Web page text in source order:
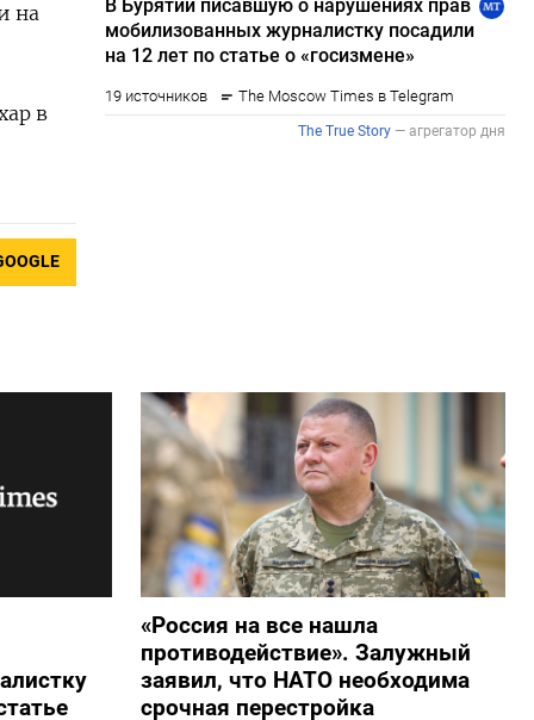
на
в
«Россия на все нашла
противодействие». Залужный
заявил, что НАТО необходима
срочная перестройка